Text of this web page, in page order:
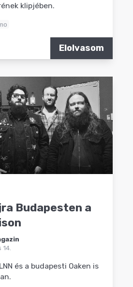
klipjében.
Elolvasom
Budapesten a
és a budapesti Oaken is